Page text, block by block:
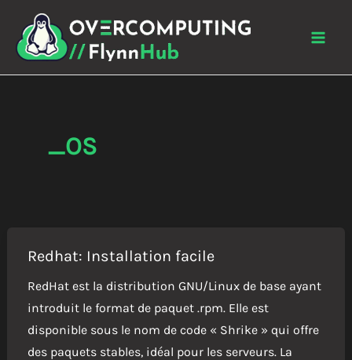
contenu
_OS
Redhat: Installation facile
RedHat est la distribution GNU/Linux de base ayant
introduit le format de paquet .rpm. Elle est
disponible sous le nom de code « Shrike » qui offre
des paquets stables, idéal pour les serveurs. La